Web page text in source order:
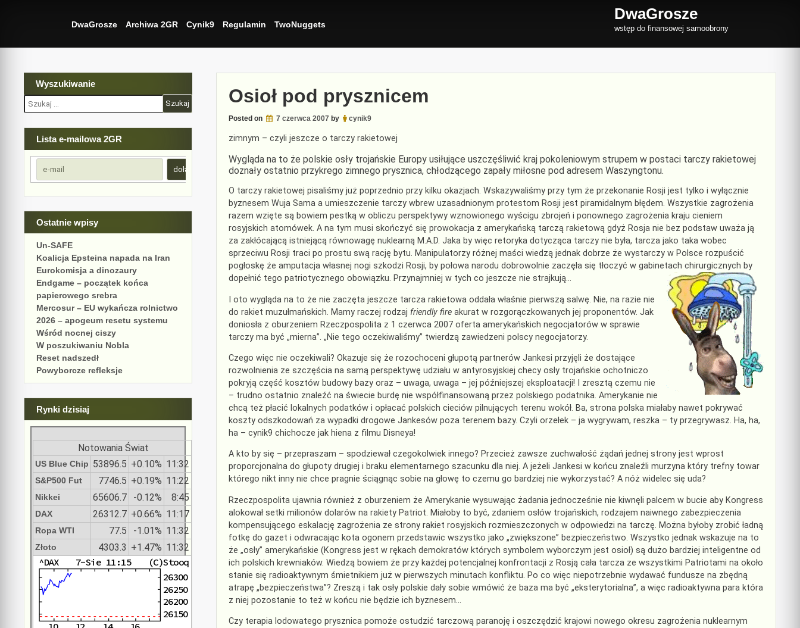
DwaGrosze Archiwa 2GR Cynik9 Regulamin TwoNuggets
DwaGrosze
wstęp do finansowej samoobrony
Osioł pod prysznicem
Posted on 7 czerwca 2007by cynik9
zimnym – czyli jeszcze o tarczy rakietowej
Wygląda na to że polskie osły trojańskie Europy usiłujące uszczęśliwić kraj pokoleniowym strupem w postaci tarczy rakietowej
doznały ostatnio przykrego zimnego prysznica, chłodzącego zapały miłosne pod adresem Waszyngtonu.
O tarczy rakietowej pisaliśmy już poprzednio przy kilku okazjach. Wskazywaliśmy przy tym że przekonanie Rosji jest tylko i wyłącznie
byznesem Wuja Sama a umieszczenie tarczy wbrew uzasadnionym protestom Rosji jest piramidalnym błędem. Wszystkie zagrożenia
razem wzięte są bowiem pestką w obliczu perspektywy wznowionego wyścigu zbrojeń i ponownego zagrożenia kraju cieniem
rosyjskich atomówek. A na tym musi skończyć się prowokacja z amerykańską tarczą rakietową gdyż Rosja nie bez podstaw uważa ją
za zakłócającą istniejącą równowagę nuklearną M.A.D. Jaka by więc retoryka dotycząca tarczy nie była, tarcza jako taka wobec
sprzeciwu Rosji traci po prostu swą rację bytu. Manipulatorzy różnej maści wiedzą jednak dobrze że wystarczy w Polsce rozpuścić
pogłoskę że amputacja własnej nogi szkodzi Rosji, by połowa narodu dobrowolnie zaczęła się tłoczyć w gabinetach chirurgicznych by
dopełnić tego patriotycznego obowiązku. Przynajmniej w tych co jeszcze nie strajkują…
I oto wygląda na to że nie zaczęta jeszcze tarcza rakietowa oddała właśnie pierwszą salwę. Nie, na razie nie
do rakiet muzułmańskich. Mamy raczej rodzaj friendly fireakurat w rozgorączkowanych jej proponentów. Jak
doniosła z oburzeniem Rzeczpospolita z 1 czerwca 2007 oferta amerykańskich negocjatorów w sprawie
tarczy ma być „mierna”. „Nie tego oczekiwaliśmy” twierdzą zawiedzeni polscy negocjatorzy.
Czego więc nie oczekiwali? Okazuje się że rozochoceni głupotą partnerów Jankesi przyjęli że dostające
rozwolnienia ze szczęścia na samą perspektywę udziału w antyrosyjskiej checy osły trojańskie ochotniczo
pokryją część kosztów budowy bazy oraz – uwaga, uwaga – jej późniejszej eksploatacji! I zresztą czemu nie
– trudno ostatnio znaleźć na świecie burdę nie współfinansowaną przez polskiego podatnika. Amerykanie nie
chcą też płacić lokalnych podatków i opłacać polskich cieciów pilnujących terenu wokół. Ba, strona polska miałaby nawet pokrywać
koszty odszkodowań za wypadki drogowe Jankesów poza terenem bazy. Czyli orzełek – ja wygrywam, reszka – ty przegrywasz. Ha, ha,
ha – cynik9 chichocze jak hiena z filmu Disneya!
A kto by się – przepraszam – spodziewał czegokolwiek innego? Przecież zawsze zuchwałość żądań jednej strony jest wprost
proporcjonalna do głupoty drugiej i braku elementarnego szacunku dla niej. A jeżeli Jankesi w końcu znaleźli murzyna który trefny towar
którego nikt inny nie chce pragnie ściągnąc sobie na głowę to czemu go bardziej nie wykorzystać? A nóż widelec się uda?
Rzeczpospolita ujawnia również z oburzeniem że Amerykanie wysuwając żadania jednocześnie nie kiwnęli palcem w bucie aby Kongress
alokował setki milionów dolarów na rakiety Patriot. Miałoby to być, zdaniem osłów trojańskich, rodzajem naiwnego zabezpieczenia
kompensującego eskalację zagrożenia ze strony rakiet rosyjskich rozmieszczonych w odpowiedzi na tarczę. Można byłoby zrobić ładną
fotkę do gazet i odwracając kota ogonem przedstawic wszystko jako „zwiększone” bezpieczeństwo. Wszystko jednak wskazuje na to
że „osły” amerykańskie (Kongress jest w rękach demokratów których symbolem wyborczym jest osioł) są dużo bardziej inteligentne od
ich polskich krewniaków. Wiedzą bowiem że przy każdej potencjalnej konfrontacji z Rosją cała tarcza ze wszystkimi Patriotami na około
stanie się radioaktywnym śmietnikiem już w pierwszych minutach konfliktu. Po co więc niepotrzebnie wydawać fundusze na zbędną
atrapę „bezpieczeństwa”? Zreszą i tak osły polskie dały sobie wmówić że baza ma być „eksterytorialna”, a więc radioaktywna para która
z niej pozostanie to też w końcu nie będzie ich byznesem…
Czy terapia lodowatego prysznica pomoże ostudzić tarczową paranoję i oszczędzić krajowi nowego okresu zagrożenia nuklearnym
Wyszukiwanie
Szukaj:
Lista e-mailowa 2GR
Ostatnie wpisy
Un-SAFE
Koalicja Epsteina napada na Iran
Eurokomisja a dinozaury
Endgame – początek końca
papierowego srebra
Mercosur – EU wykańcza rolnictwo
2026 – apogeum resetu systemu
Wśród nocnej ciszy
W poszukiwaniu Nobla
Reset nadszedł
Powyborcze refleksje
Rynki dzisiaj
Notowania Świat
US Blue Chip 53896.5 +0.10% 11:32
S&P500 Fut 7746.5 +0.19% 11:22
Nikkei 65606.7 -0.12% 8:45
DAX 26312.7 +0.66% 11:17
Ropa WTI 77.5 -1.01% 11:32
Złoto 4303.3 +1.47% 11:32